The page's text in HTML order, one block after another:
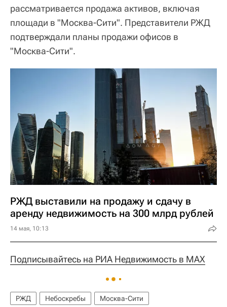
рассматривается продажа активов, включая
площади в "Москва-Сити". Представители РЖД
подтверждали планы продажи офисов в
"Москва-Сити".
РЖД выставили на продажу и сдачу в
аренду недвижимость на 300 млрд рублей
14 мая, 10:13
Подписывайтесь на РИА Недвижимость в MAX
РЖД Небоскребы
Москва-Сити